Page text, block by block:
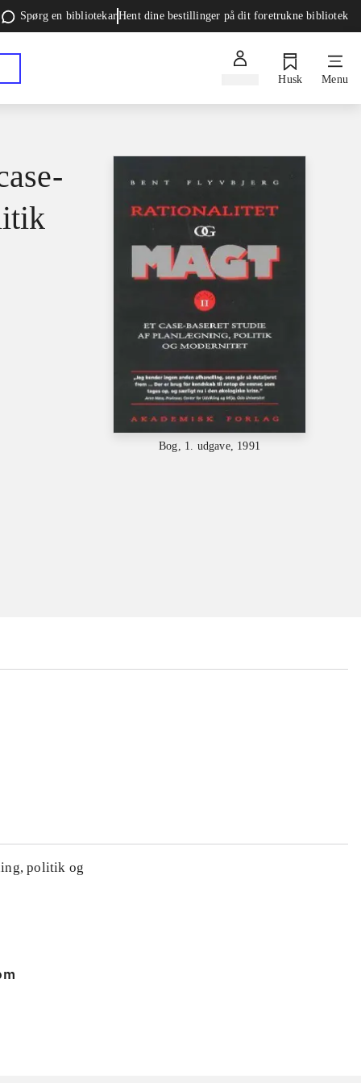
Spørg en bibliotekarHent dine bestillinger på dit foretrukne bibliotek
Husk Menu
Bog, 1. udgave, 1991
politik og